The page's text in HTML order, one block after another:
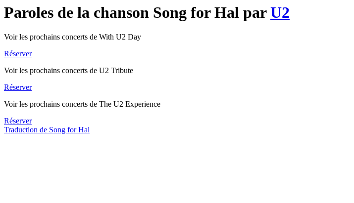
Paroles de la chanson Song for Hal parU2
Voir les prochains concerts de With U2 Day
Réserver
Voir les prochains concerts de U2 Tribute
Réserver
Voir les prochains concerts de The U2 Experience
Réserver
Traduction de Song for Hal